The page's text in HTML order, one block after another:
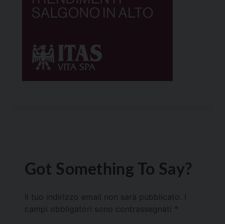
Got Something To Say?
Il tuo indirizzo email non sarà pubblicato.
campi obbligatori sono contrassegnati *